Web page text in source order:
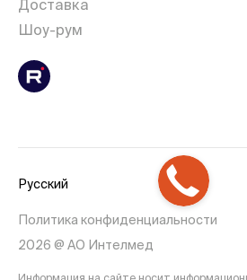
Доставка
Шоу-рум
Русский
Политика конфиденциальности
2026 @ АО Интелмед
Информация на сайте носит